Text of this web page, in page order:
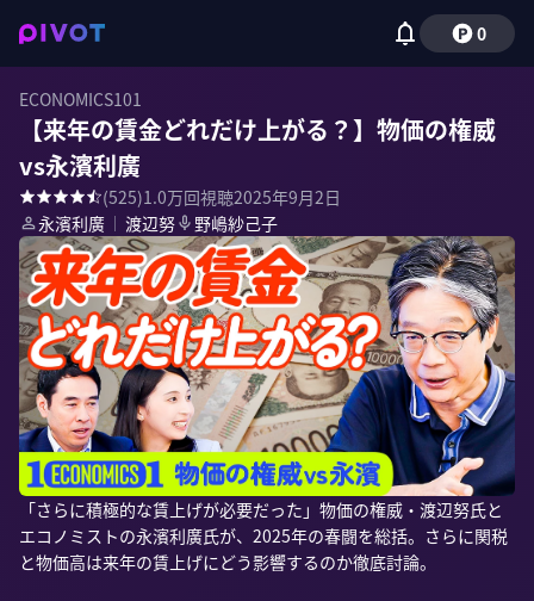
0
ECONOMICS101
【来年の賃金どれだけ上がる？】物価の権威
vs永濱利廣
(525)1.0万回視聴2025年9月2日
永濱利廣 ｜ 渡辺努 野嶋紗己子
「さらに積極的な賃上げが必要だった」物価の権威・渡辺努氏と
エコノミストの永濱利廣氏が、2025年の春闘を総括。さらに関税
と物価高は来年の賃上げにどう影響するのか徹底討論。